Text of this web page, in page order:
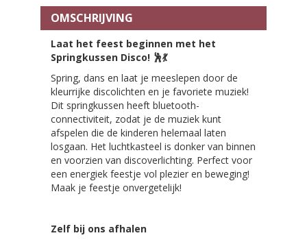
OMSCHRIJVING
Laat het feest beginnen met het
Springkussen Disco! 🕺💃
Spring, dans en laat je meeslepen door de
kleurrijke discolichten en je favoriete muziek!
Dit springkussen heeft bluetooth-
connectiviteit, zodat je de muziek kunt
afspelen die de kinderen helemaal laten
losgaan. Het luchtkasteel is donker van binnen
en voorzien van discoverlichting. Perfect voor
een energiek feestje vol plezier en beweging!
Maak je feestje onvergetelijk!
Zelf bij ons afhalen